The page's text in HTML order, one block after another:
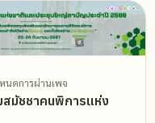
นดการผ่านเพจ
สมัชชาคนพิการแห่ง